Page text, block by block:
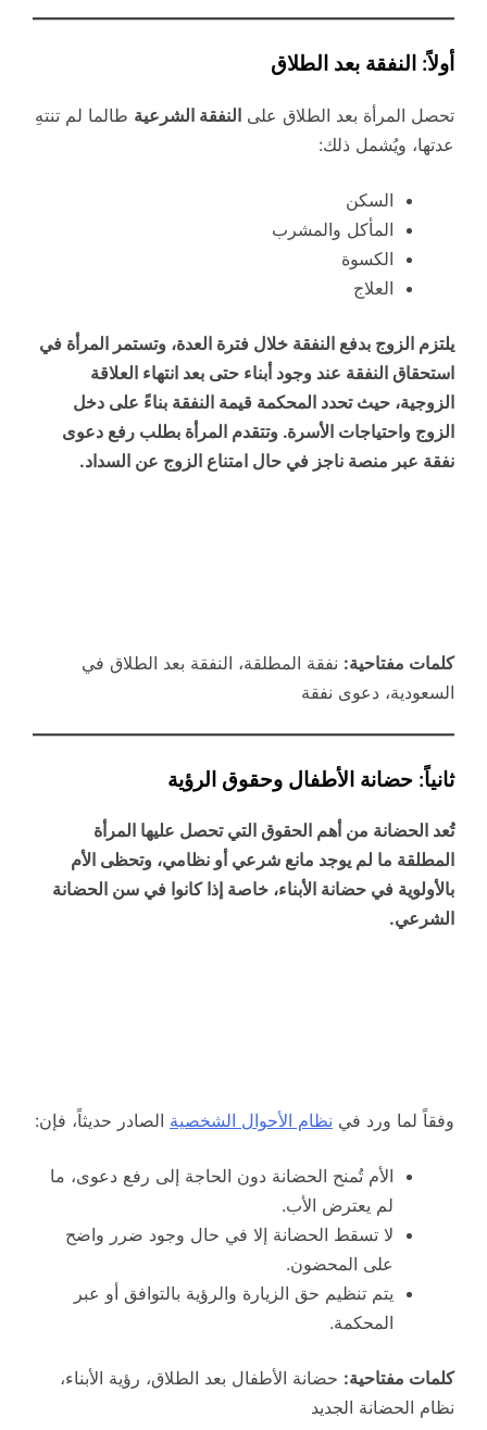
أولاً: النفقة بعد الطلاق
تحصل المرأة بعد الطلاق على النفقة الشرعية طالما لم تنتهِ
عدتها، ويُشمل ذلك:
السكن
المأكل والمشرب
الكسوة
العلاج
يلتزم الزوج بدفع النفقة خلال فترة العدة، وتستمر المرأة في
استحقاق النفقة عند وجود أبناء حتى بعد انتهاء العلاقة
الزوجية، حيث تحدد المحكمة قيمة النفقة بناءً على دخل
الزوج واحتياجات الأسرة. وتتقدم المرأة بطلب رفع دعوى
نفقة عبر منصة ناجز في حال امتناع الزوج عن السداد.
كلمات مفتاحية: نفقة المطلقة، النفقة بعد الطلاق في
السعودية، دعوى نفقة
ثانياً: حضانة الأطفال وحقوق الرؤية
تُعد الحضانة من أهم الحقوق التي تحصل عليها المرأة
المطلقة ما لم يوجد مانع شرعي أو نظامي، وتحظى الأم
بالأولوية في حضانة الأبناء، خاصة إذا كانوا في سن الحضانة
الشرعي.
وفقاً لما ورد في نظام الأحوال الشخصية الصادر حديثاً، فإن:
الأم تُمنح الحضانة دون الحاجة إلى رفع دعوى، ما
لم يعترض الأب.
لا تسقط الحضانة إلا في حال وجود ضرر واضح
على المحضون.
يتم تنظيم حق الزيارة والرؤية بالتوافق أو عبر
المحكمة.
كلمات مفتاحية: حضانة الأطفال بعد الطلاق، رؤية الأبناء،
نظام الحضانة الجديد